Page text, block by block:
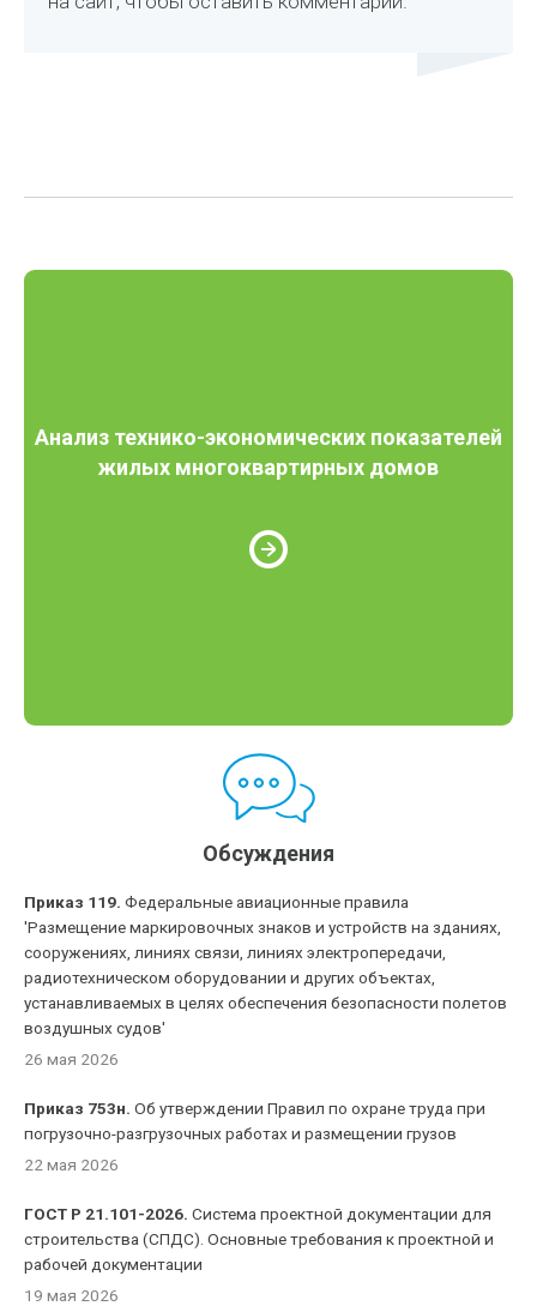
Анализ технико-экономических показателей
жилых многоквартирных домов
Обсуждения
Приказ 119. Федеральные авиационные правила
'Размещение маркировочных знаков и устройств на зданиях,
сооружениях, линиях связи, линиях электропередачи,
радиотехническом оборудовании и других объектах,
устанавливаемых в целях обеспечения безопасности полетов
воздушных судов'
26 мая 2026
Приказ 753н. Об утверждении Правил по охране труда при
погрузочно-разгрузочных работах и размещении грузов
22 мая 2026
ГОСТ Р 21.101-2026. Система проектной документации для
строительства (СПДС). Основные требования к проектной и
рабочей документации
19 мая 2026